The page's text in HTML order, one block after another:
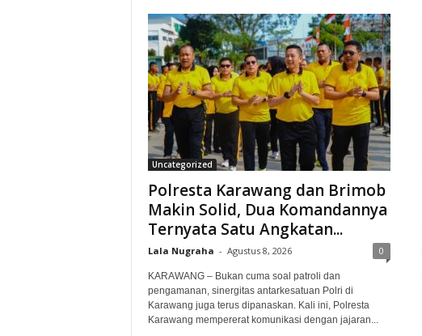
Uncategorized
Polresta Karawang dan Brimob
Makin Solid, Dua Komandannya
Ternyata Satu Angkatan...
Lala Nugraha - Agustus 8, 2026 0
KARAWANG – Bukan cuma soal patroli dan
pengamanan, sinergitas antarkesatuan Polri di
Karawang juga terus dipanaskan. Kali ini, Polresta
Karawang mempererat komunikasi dengan jajaran...